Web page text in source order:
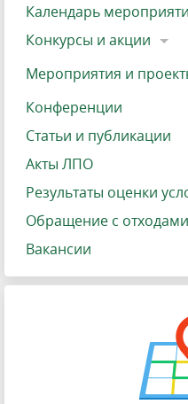
Календарь
Конкурсы и акции
Мероприятия и
Конференции
Статьи и публикации
Акты ЛПО
Результаты оценки
Обращение с отходами
Вакансии